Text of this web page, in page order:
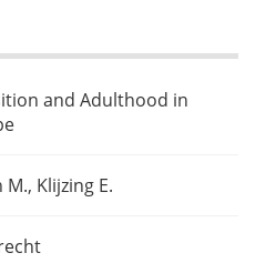
and Adulthood in
M., Klijzing E.